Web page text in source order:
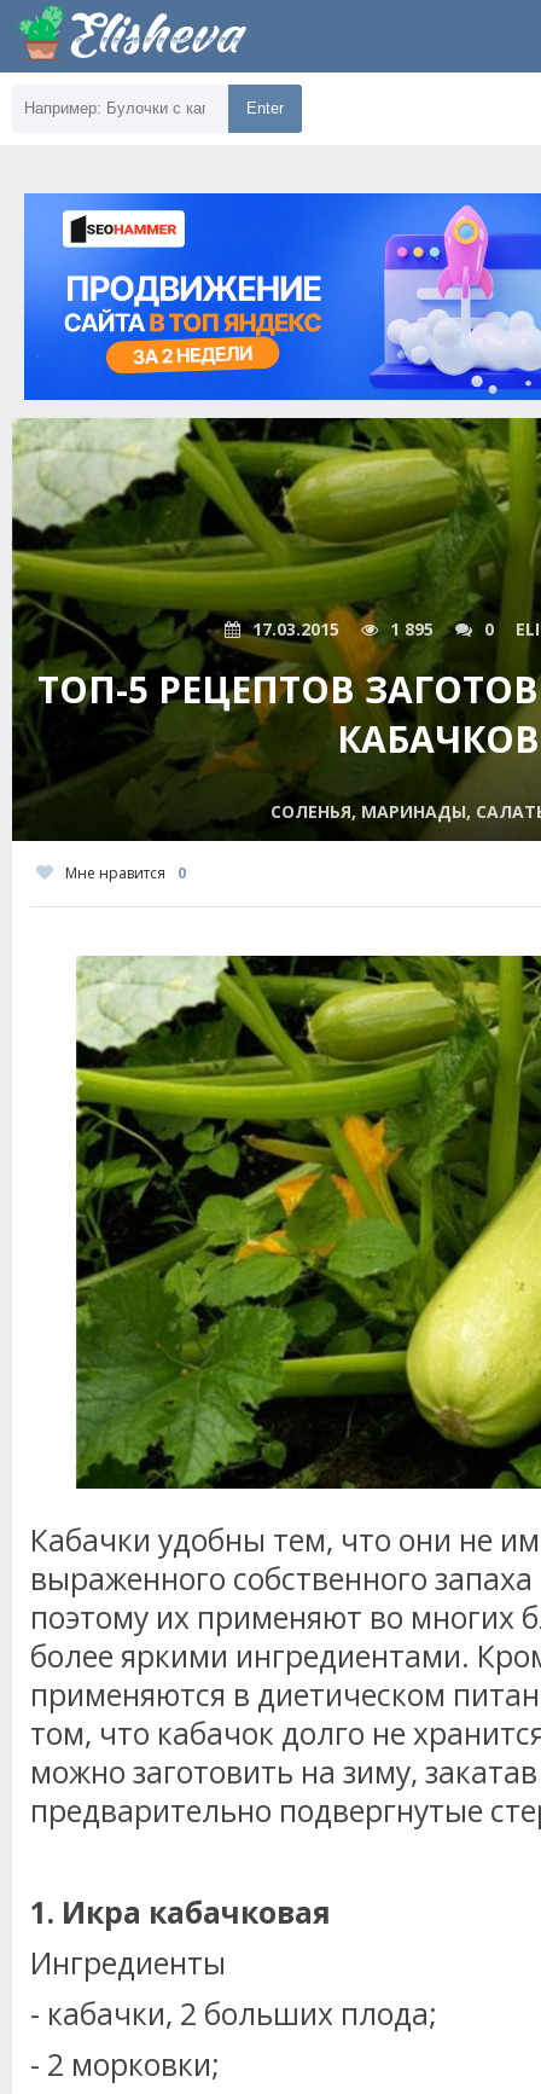
Enter
17.03.2015 1 895 0
ТОП-5 РЕЦЕПТОВ
КАБАЧКОВ
СОЛЕНЬЯ, МАРИНАДЫ,
Мне нравится 0
Кабачки удобны тем, что они не
выраженного собственного
поэтому их применяют во многих
более яркими ингредиентами.
применяются в диетическом
том, что кабачок долго не
можно заготовить на зиму,
предварительно подвергнутые
1. Икра кабачковая
Ингредиенты
- кабачки, 2 больших плода;
- 2 морковки;